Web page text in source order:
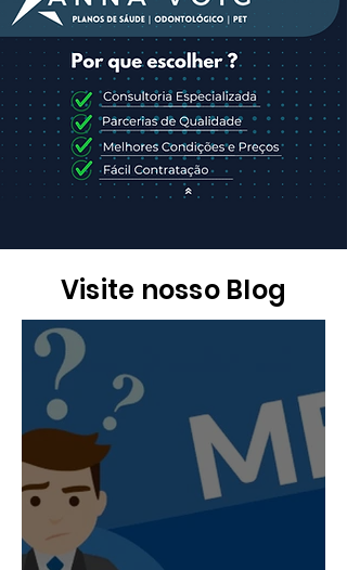
Visite nosso Blog